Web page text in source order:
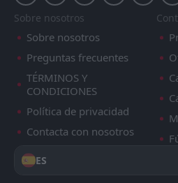
Sobre nosotros
Sobre nosotros
Preguntas frecuentes
TÉRMINOS Y
CONDICIONES
Política de privacidad
Contacta con nosotros
ES